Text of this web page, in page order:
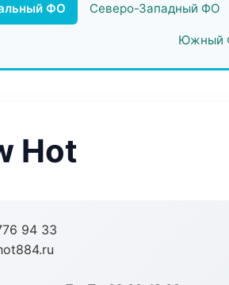
ФО Северо-Западный ФО
Южный
Hot
94 33